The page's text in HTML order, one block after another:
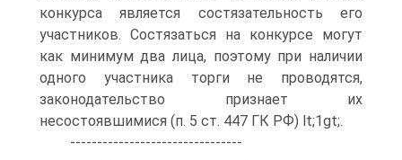
конкурса является состязательность его
участников. Состязаться на конкурсе могут
как минимум два лица, поэтому при наличии
одного участника торги не проводятся,
законодательство признает их
несостоявшимися (п. 5 ст. 447 ГК РФ) lt;1gt;.
--------------------------------